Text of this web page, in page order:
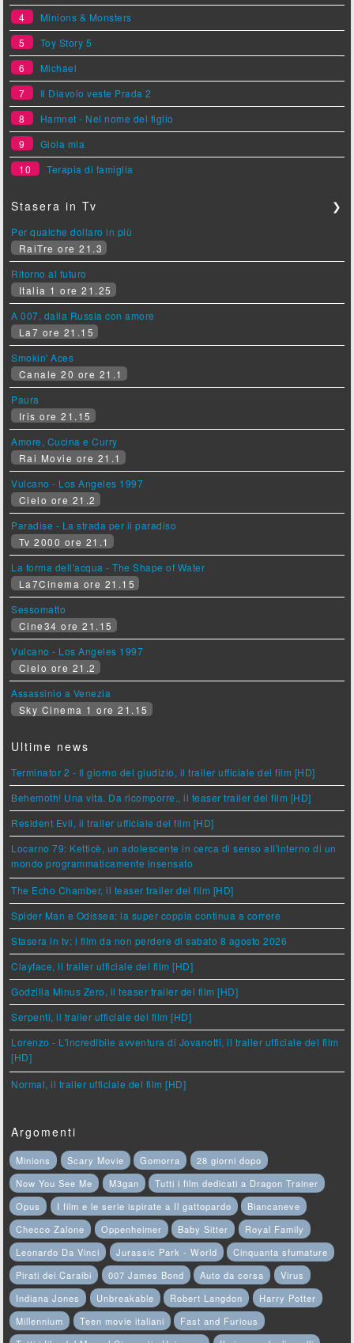
4
Minions & Monsters
5
Toy Story 5
6
Michael
7
Il Diavolo veste Prada 2
8
Hamnet - Nel nome del figlio
9
Gioia mia
10
Terapia di famiglia
Stasera in Tv ❯
Per qualche dollaro in più
RaiTre ore 21.3
Ritorno al futuro
Italia 1 ore 21.25
A 007, dalla Russia con amore
La7 ore 21.15
Smokin' Aces
Canale 20 ore 21.1
Paura
Iris ore 21.15
Amore, Cucina e Curry
Rai Movie ore 21.1
Vulcano - Los Angeles 1997
Cielo ore 21.2
Paradise - La strada per il paradiso
Tv 2000 ore 21.1
La forma dell'acqua - The Shape of Water
La7Cinema ore 21.15
Sessomatto
Cine34 ore 21.15
Vulcano - Los Angeles 1997
Cielo ore 21.2
Assassinio a Venezia
Sky Cinema 1 ore 21.15
Ultime news
Terminator 2 - Il giorno del giudizio, il trailer ufficiale del film [HD]
Behemoth! Una vita. Da ricomporre., il teaser trailer del film [HD]
Resident Evil, il trailer ufficiale del film [HD]
Locarno 79: Ketticè, un adolescente in cerca di senso all'interno di un
mondo programmaticamente insensato
The Echo Chamber, il teaser trailer del film [HD]
Spider Man e Odissea: la super coppia continua a correre
Stasera in tv: i film da non perdere di sabato 8 agosto 2026
Clayface, il trailer ufficiale del film [HD]
Godzilla Minus Zero, il teaser trailer del film [HD]
Serpenti, il trailer ufficiale del film [HD]
Lorenzo - L'incredibile avventura di Jovanotti, il trailer ufficiale del film
[HD]
Normal, il trailer ufficiale del film [HD]
Argomenti
Minions Scary Movie Gomorra
28 giorni dopo
Now You See Me
M3gan
Tutti i film dedicati a Dragon Trainer
Opus
I film e le serie ispirate a Il gattopardo
Biancaneve
Checco Zalone
Oppenheimer Baby Sitter
Royal Family
Leonardo Da Vinci
Jurassic Park - World
Cinquanta sfumature
Pirati dei Caraibi
007 James Bond Auto da corsa
Virus
Indiana Jones
Unbreakable Robert Langdon
Harry Potter
Millennium
Teen movie italiani
Fast and Furious